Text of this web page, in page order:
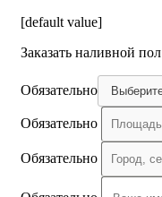
[default value]
Заказать наливной пол
Обязательно
Обязательно
Обязательно